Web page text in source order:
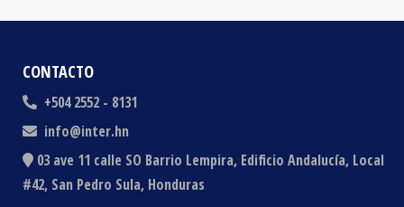
CONTACTO
+504 2552 - 8131
info@inter.hn
03 ave 11 calle SO Barrio Lempira, Edificio Andalucía, Local
#42, San Pedro Sula, Honduras